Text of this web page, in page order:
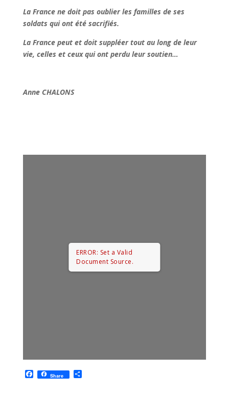
La France ne doit pas oublier les familles de ses
soldats qui ont été sacrifiés.
La France peut et doit suppléer tout au long de leur
vie, celles et ceux qui ont perdu leur soutien…
Anne CHALONS
ERROR: Set a Valid
Document Source.
F
a
Share P